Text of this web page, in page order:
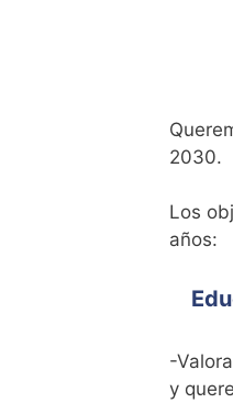
2030.
Los
años:
-
y